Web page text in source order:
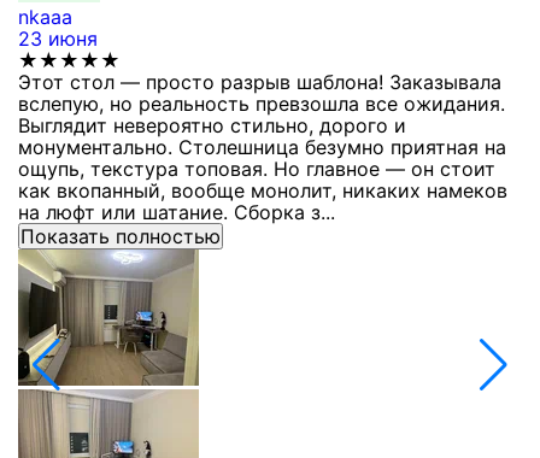
nkaaa
23 июня
★★★★★
Этот стол — просто разрыв шаблона! Заказывала
вслепую, но реальность превзошла все ожидания.
Выглядит невероятно стильно, дорого и
монументально. Столешница безумно приятная на
ощупь, текстура топовая. Но главное — он стоит
как вкопанный, вообще монолит, никаких намеков
на люфт или шатание. Сборка з...
Показать полностью